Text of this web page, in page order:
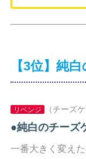
【3位】純
リベンジ （チーズ
●純白のチーズ
一番大きく変え